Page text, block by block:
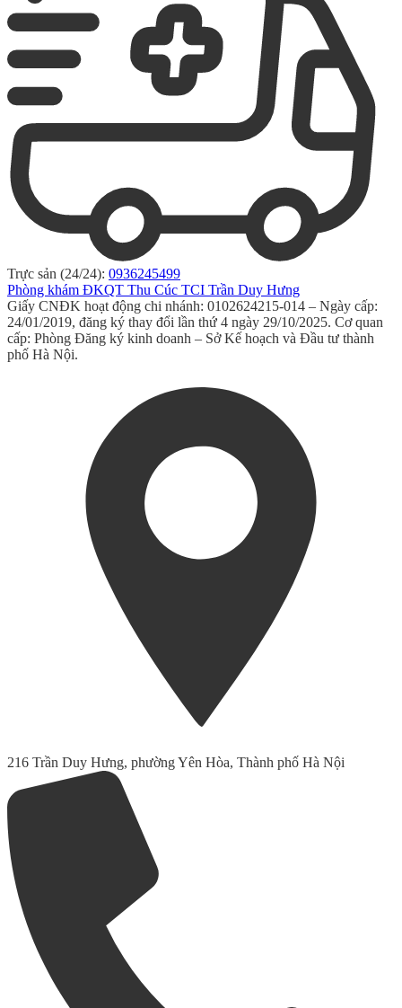
Trực sản (24/24): 0936245499
Phòng khám ĐKQT Thu Cúc TCI Trần Duy Hưng
Giấy CNĐK hoạt động chi nhánh: 0102624215-014 – Ngày cấp:
24/01/2019, đăng ký thay đổi lần thứ 4 ngày 29/10/2025. Cơ quan
cấp: Phòng Đăng ký kinh doanh – Sở Kế hoạch và Đầu tư thành
phố Hà Nội.
216 Trần Duy Hưng, phường Yên Hòa, Thành phố Hà Nội